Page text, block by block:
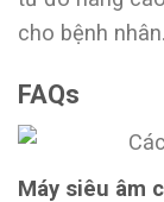
cho bệnh nhân.
FAQs
Máy siêu âm